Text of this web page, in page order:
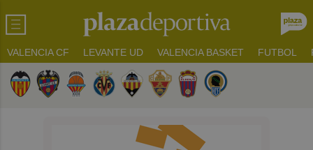
VALENCIA CF LEVANTE UD VALENCIA BASKET FUTBOL